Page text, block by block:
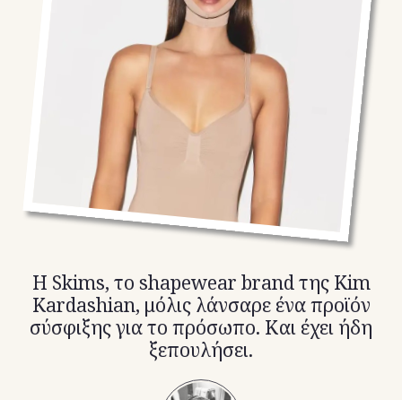
Η Skims, το shapewear brand της Kim
Kardashian, μόλις λάνσαρε ένα προϊόν
σύσφιξης για το πρόσωπο. Και έχει ήδη
ξεπουλήσει.